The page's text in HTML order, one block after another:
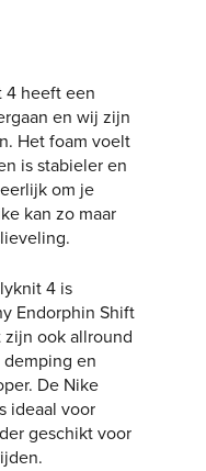
4 heeft een
en wij zijn
Het foam voelt
is stabieler en
om je
kan zo maar
4 is
Endorphin Shift
zijn ook allround
en
De Nike
ideaal voor
geschikt voor